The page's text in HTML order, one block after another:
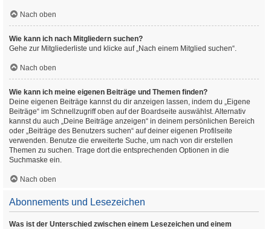
Nach oben
Wie kann ich nach Mitgliedern suchen?
Gehe zur Mitgliederliste und klicke auf „Nach einem Mitglied suchen“.
Nach oben
Wie kann ich meine eigenen Beiträge und Themen finden?
Deine eigenen Beiträge kannst du dir anzeigen lassen, indem du „Eigene
Beiträge“ im Schnellzugriff oben auf der Boardseite auswählst. Alternativ
kannst du auch „Deine Beiträge anzeigen“ in deinem persönlichen Bereich
oder „Beiträge des Benutzers suchen“ auf deiner eigenen Profilseite
verwenden. Benutze die erweiterte Suche, um nach von dir erstellen
Themen zu suchen. Trage dort die entsprechenden Optionen in die
Suchmaske ein.
Nach oben
Abonnements und Lesezeichen
Was ist der Unterschied zwischen einem Lesezeichen und einem